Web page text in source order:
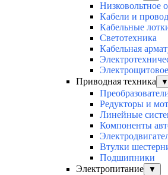
Низковольтное
Кабели и
Кабельные
Светотехника
Кабельная
Приводная техника
▼
Редукторы и
Линейные
Компоненты
Втулки
Подшипники
Электропитание
▼